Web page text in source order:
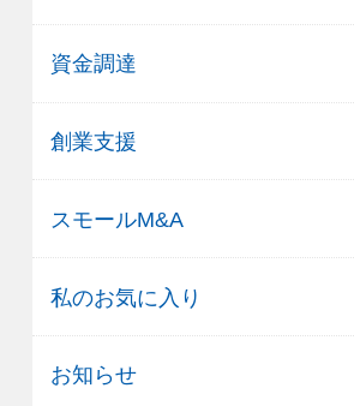
資金調達
創業支援
スモールM&A
私のお気に入り
お知らせ